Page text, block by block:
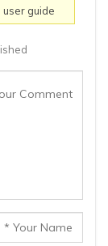
user guide